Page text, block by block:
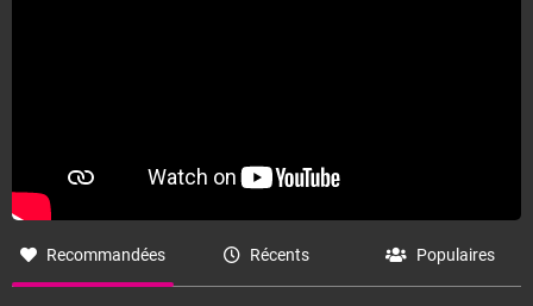
Recommandées Récents Populaires